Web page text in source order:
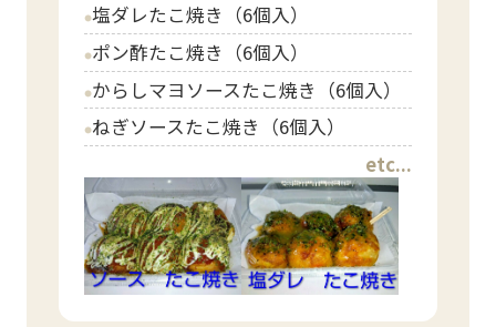
circle塩ダレたこ焼き（6個入）
circleポン酢たこ焼き（6個入）
circleからしマヨソースたこ焼き（6個入）
circleねぎソースたこ焼き（6個入）
etc...